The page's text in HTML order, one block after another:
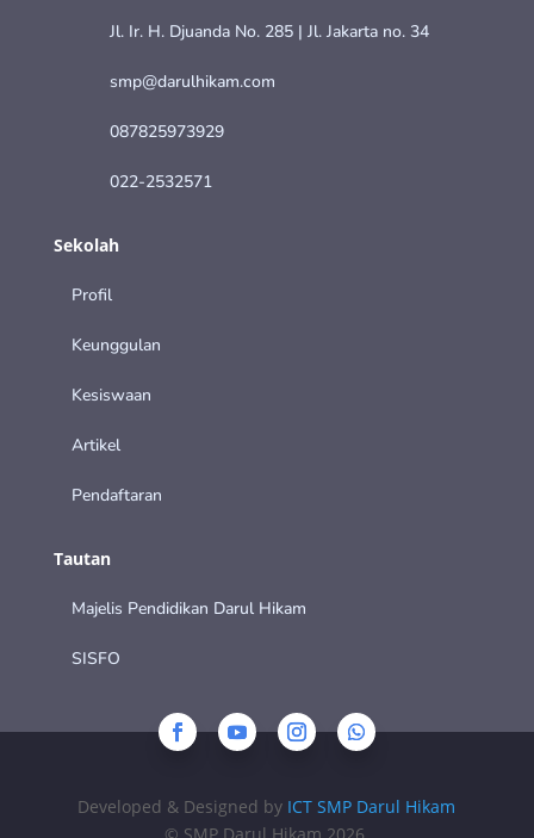
Jl. Ir. H. Djuanda No. 285 | Jl. Jakarta no. 34
smp@darulhikam.com
087825973929
022-2532571
Sekolah
Profil
Keunggulan
Kesiswaan
Artikel
Pendaftaran
Tautan
Majelis Pendidikan Darul Hikam
SISFO
Developed & Designed by ICT SMP Darul Hikam
© SMP Darul Hikam 2026.